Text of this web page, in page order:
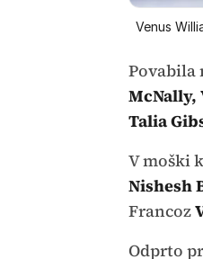
Venus
Povabila
McNally,
Talia
V moški
Nishesh
Francoz
Odprto